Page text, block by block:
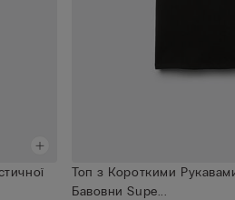
Топ з Короткими
Бавовни Supe...